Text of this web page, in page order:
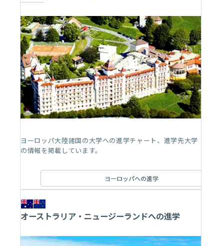
ヨーロッパ大陸諸国の大学への進学チャート、進学先大学
の情報を掲載しています。
ヨーロッパへの進学
オーストラリア・ニュージーランドへの進学